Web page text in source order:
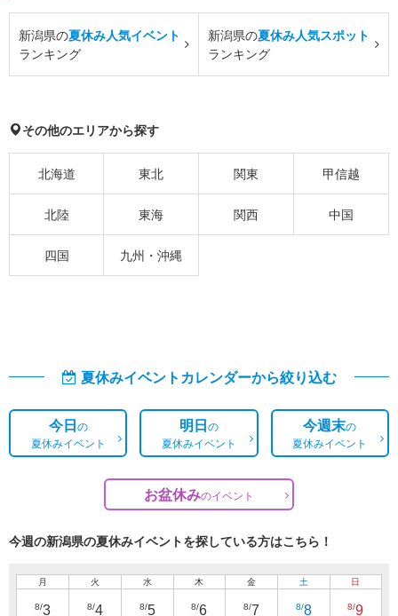
新潟県の夏休み人気イベント
ランキング
新潟県の夏休み人気スポット
ランキング
その他のエリアから探す
北海道 東北 関東 甲信越
北陸 東海 関西 中国
四国 九州・沖縄
夏休みイベントカレンダーから絞り込む
今日の
夏休みイベント
明日の
夏休みイベント
今週末の
夏休みイベント
お盆休みのイベント
今週の新潟県の夏休みイベントを探している方はこちら！
月
8/3
火
8/4
水
8/5
木
8/6
金
8/7
土
8/8
日
8/9